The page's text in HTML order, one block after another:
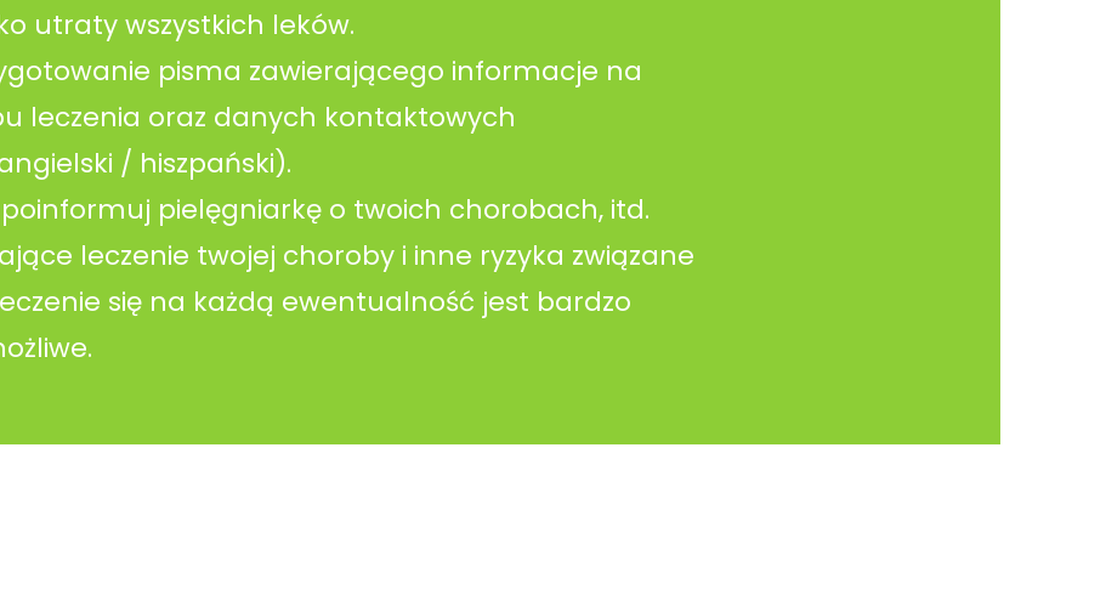
utraty wszystkich leków.
pisma zawierającego informacje na
leczenia oraz danych kontaktowych
/ hiszpański).
pielęgniarkę o twoich chorobach, itd.
leczenie twojej choroby i inne ryzyka związane
się na każdą ewentualność jest bardzo